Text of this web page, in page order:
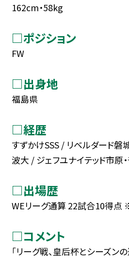
162cm・58kg
□ポジション
FW
□出身地
福島県
□経歴
すずかけSSS / リベルダード
波大 / ジェフユナイテッド市原
□出場歴
WEリーグ通算 22試合10得点
□コメント
「リーグ戦、皇后杯とシーズン